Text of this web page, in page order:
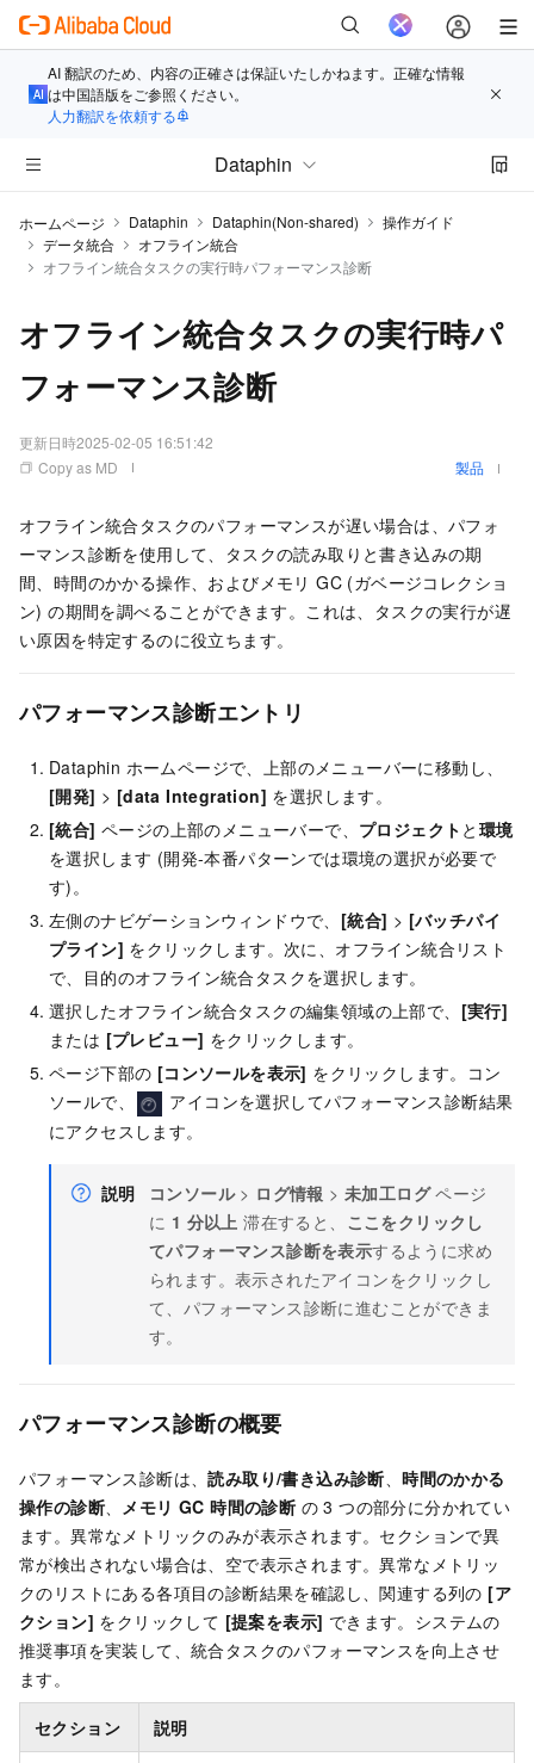
AI 翻訳のため、内容の正確さは保証いたしかねます。正確な情報
は中国語版をご参照ください。
人力翻訳を依頼する
Dataphin
ホームページ Dataphin Dataphin(Non-shared)
操作ガイド
データ統合
オフライン統合
オフライン統合タスクの実行時パフォーマンス診断
オフライン統合タスクの実行時パ
フォーマンス診断
更新日時2025-02-05 16:51:42
Copy as MD
製品
オフライン統合タスクのパフォーマンスが遅い場合は、パフォ
ーマンス診断を使用して、タスクの読み取りと書き込みの期
間、時間のかかる操作、およびメモリ GC (ガベージコレクショ
ン) の期間を調べることができます。これは、タスクの実行が遅
い原因を特定するのに役立ちます。
パフォーマンス診断エントリ
Dataphin ホームページで、上部のメニューバーに移動し、
[開発] > [data Integration] を選択します。
[統合] ページの上部のメニューバーで、 プロジェクト と 環境
を選択します (開発-本番パターンでは環境の選択が必要で
す)。
左側のナビゲーションウィンドウで、 [統合] > [バッチパイ
プライン] をクリックします。次に、オフライン統合リスト
で、目的のオフライン統合タスクを選択します。
選択したオフライン統合タスクの編集領域の上部で、 [実行]
または [プレビュー] をクリックします。
ページ下部の [コンソールを表示] をクリックします。コン
ソールで、
アイコンを選択してパフォーマンス診断結果
にアクセスします。
説明 コンソール> ログ情報 >未加工ログページ
に 1 分以上 滞在すると、 ここをクリックし
てパフォーマンス診断を表示するように求め
られます。表示されたアイコンをクリックし
て、パフォーマンス診断に進むことができま
す。
パフォーマンス診断の概要
パフォーマンス診断は、読み取り/書き込み診断、時間のかかる
操作の診断、 メモリ GC 時間の診断 の 3 つの部分に分かれてい
ます。異常なメトリックのみが表示されます。セクションで異
常が検出されない場合は、空で表示されます。異常なメトリッ
クのリストにある各項目の診断結果を確認し、関連する列の [ア
クション] をクリックして [提案を表示] できます。システムの
推奨事項を実装して、統合タスクのパフォーマンスを向上させ
ます。
セクション 説明